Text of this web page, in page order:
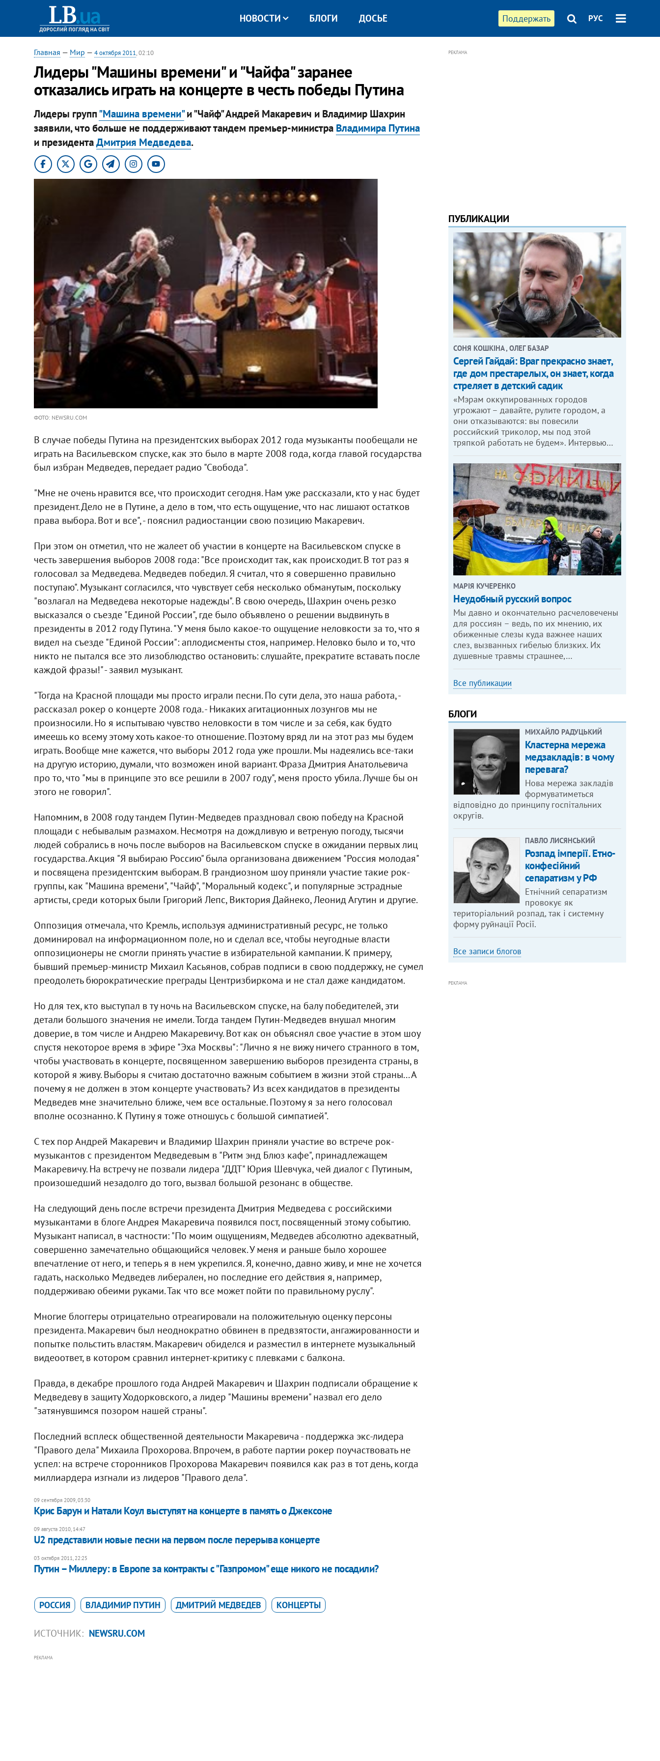
Поддержать РУС
НОВОСТИ БЛОГИ ДОСЬЕ
Главная — Мир — 4 октября 2011, 02:10
Лидеры "Машины времени" и "Чайфа" заранее
отказались играть на концерте в честь победы Путина
Лидеры групп"Машина времени"и "Чайф" Андрей Макаревич и Владимир Шахрин
заявили, что больше не поддерживают тандем премьер-министра Владимира Путина
и президентаДмитрия Медведева.
ФОТО: NEWSRU.COM
В случае победы Путина на президентских выборах 2012 года музыканты пообещали не
играть на Васильевском спуске, как это было в марте 2008 года, когда главой государства
был избран Медведев, передает радио "Свобода".
"Мне не очень нравится все, что происходит сегодня. Нам уже рассказали, кто у нас будет
президент. Дело не в Путине, а дело в том, что есть ощущение, что нас лишают остатков
права выбора. Вот и все", - пояснил радиостанции свою позицию Макаревич.
При этом он отметил, что не жалеет об участии в концерте на Васильевском спуске в
честь завершения выборов 2008 года: "Все происходит так, как происходит. В тот раз я
голосовал за Медведева. Медведев победил. Я считал, что я совершенно правильно
поступаю". Музыкант согласился, что чувствует себя несколько обманутым, поскольку
"возлагал на Медведева некоторые надежды". В свою очередь, Шахрин очень резко
высказался о съезде "Единой России", где было объявлено о решении выдвинуть в
президенты в 2012 году Путина. "У меня было какое-то ощущение неловкости за то, что я
видел на съезде "Единой России": аплодисменты стоя, например. Неловко было и то, что
никто не пытался все это лизоблюдство остановить: слушайте, прекратите вставать после
каждой фразы!" - заявил музыкант.
"Тогда на Красной площади мы просто играли песни. По сути дела, это наша работа, -
рассказал рокер о концерте 2008 года. - Никаких агитационных лозунгов мы не
произносили. Но я испытываю чувство неловкости в том числе и за себя, как будто
имеешь ко всему этому хоть какое-то отношение. Поэтому вряд ли на этот раз мы будем
играть. Вообще мне кажется, что выборы 2012 года уже прошли. Мы надеялись все-таки
на другую историю, думали, что возможен иной вариант. Фраза Дмитрия Анатольевича
про то, что "мы в принципе это все решили в 2007 году", меня просто убила. Лучше бы он
этого не говорил".
Напомним, в 2008 году тандем Путин-Медведев праздновал свою победу на Красной
площади с небывалым размахом. Несмотря на дождливую и ветреную погоду, тысячи
людей собрались в ночь после выборов на Васильевском спуске в ожидании первых лиц
государства. Акция "Я выбираю Россию" была организована движением "Россия молодая"
и посвящена президентским выборам. В грандиозном шоу приняли участие такие рок-
группы, как "Машина времени", "Чайф", "Моральный кодекс", и популярные эстрадные
артисты, среди которых были Григорий Лепс, Виктория Дайнеко, Леонид Агутин и другие.
Оппозиция отмечала, что Кремль, используя административный ресурс, не только
доминировал на информационном поле, но и сделал все, чтобы неугодные власти
оппозиционеры не смогли принять участие в избирательной кампании. К примеру,
бывший премьер-министр Михаил Касьянов, собрав подписи в свою поддержку, не сумел
преодолеть бюрократические преграды Центризбиркома и не стал даже кандидатом.
Но для тех, кто выступал в ту ночь на Васильевском спуске, на балу победителей, эти
детали большого значения не имели. Тогда тандем Путин-Медведев внушал многим
доверие, в том числе и Андрею Макаревичу. Вот как он объяснял свое участие в этом шоу
спустя некоторое время в эфире "Эха Москвы": "Лично я не вижу ничего странного в том,
чтобы участвовать в концерте, посвященном завершению выборов президента страны, в
которой я живу. Выборы я считаю достаточно важным событием в жизни этой страны... А
почему я не должен в этом концерте участвовать? Из всех кандидатов в президенты
Медведев мне значительно ближе, чем все остальные. Поэтому я за него голосовал
вполне осознанно. К Путину я тоже отношусь с большой симпатией".
С тех пор Андрей Макаревич и Владимир Шахрин приняли участие во встрече рок-
музыкантов с президентом Медведевым в "Ритм энд Блюз кафе", принадлежащем
Макаревичу. На встречу не позвали лидера "ДДТ" Юрия Шевчука, чей диалог с Путиным,
произошедший незадолго до того, вызвал большой резонанс в обществе.
На следующий день после встречи президента Дмитрия Медведева с российскими
музыкантами в блоге Андрея Макаревича появился пост, посвященный этому событию.
Музыкант написал, в частности: "По моим ощущениям, Медведев абсолютно адекватный,
совершенно замечательно общающийся человек. У меня и раньше было хорошее
впечатление от него, и теперь я в нем укрепился. Я, конечно, давно живу, и мне не хочется
гадать, насколько Медведев либерален, но последние его действия я, например,
поддерживаю обеими руками. Так что все может пойти по правильному руслу".
Многие блоггеры отрицательно отреагировали на положительную оценку персоны
президента. Макаревич был неоднократно обвинен в предвзятости, ангажированности и
попытке польстить властям. Макаревич обиделся и разместил в интернете музыкальный
видеоответ, в котором сравнил интернет-критику с плевками с балкона.
Правда, в декабре прошлого года Андрей Макаревич и Шахрин подписали обращение к
Медведеву в защиту Ходорковского, а лидер "Машины времени" назвал его дело
"затянувшимся позором нашей страны".
Последний всплеск общественной деятельности Макаревича - поддержка экс-лидера
"Правого дела" Михаила Прохорова. Впрочем, в работе партии рокер поучаствовать не
успел: на встрече сторонников Прохорова Макаревич появился как раз в тот день, когда
миллиардера изгнали из лидеров "Правого дела".
09 сентября 2009, 03:30
Крис Барун и Натали Коул выступят на концерте в память о Джексоне
09 августа 2010, 14:47
U2 представили новые песни на первом после перерыва концерте
03 октября 2011, 22:25
Путин – Миллеру: в Европе за контракты с "Газпромом" еще никого не посадили?
РОССИЯ ВЛАДИМИР ПУТИН ДМИТРИЙ МЕДВЕДЕВ КОНЦЕРТЫ
ИСТОЧНИК: NEWSRU.COM
РЕКЛАМА
РЕКЛАМА
ПУБЛИКАЦИИ
СОНЯ КОШКІНА , ОЛЕГ БАЗАР
Сергей Гайдай: Враг прекрасно знает,
где дом престарелых, он знает, когда
стреляет в детский садик
«Мэрам оккупированных городов
угрожают – давайте, рулите городом, а
они отказываются: вы повесили
российский триколор, мы под этой
тряпкой работать не будем». Интервью…
МАРІЯ КУЧЕРЕНКО
​Неудобный русский вопрос
Мы давно и окончательно расчеловечены
для россиян – ведь, по их мнению, их
обиженные слезы куда важнее наших
слез, вызванных гибелью близких. Их
душевные травмы страшнее,…
Все публикации
БЛОГИ
МИХАЙЛО РАДУЦЬКИЙ
Кластерна мережа
медзакладів: в чому
перевага?
Нова мережа закладів
формуватиметься
відповідно до принципу госпітальних
округів.
ПАВЛО ЛИСЯНСЬКИЙ
Розпад імперії. Етно-
конфесійний
сепаратизм у РФ
Етнічний сепаратизм
провокує як
територіальний розпад, так і системну
форму руйнації Росії.
Все записи блогов
РЕКЛАМА